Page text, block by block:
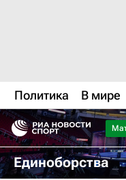
Политика В мире
Единоборства